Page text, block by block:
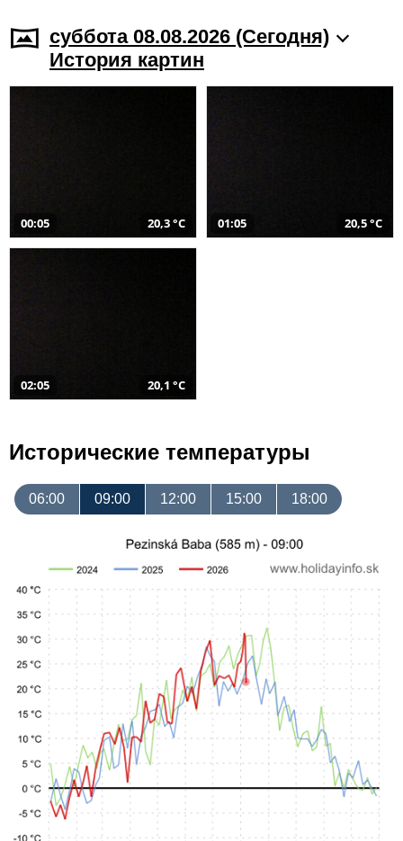
суббота 08.08.2026 (Cегодня)
История картин
00:05 20,3 °C 01:05 20,5 °C
02:05 20,1 °C
Исторические температуры
06:00 09:00 12:00 15:00 18:00